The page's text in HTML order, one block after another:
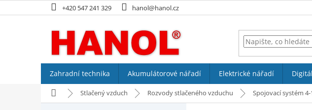
na
+420 547 241 329 hanol@hanol.cz
Zahradní technika Akumulátorové nářadí Elektrické nářadí
Domů Stlačený vzduch Rozvody stlačeného vzduchu Spojovací systém